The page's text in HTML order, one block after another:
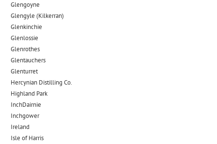
Glengoyne
Glengyle (Kilkerran)
Glenkinchie
Glenlossie
Glenrothes
Glentauchers
Glenturret
Hercynian Distilling Co.
Highland Park
InchDairnie
Inchgower
Ireland
Isle of Harris